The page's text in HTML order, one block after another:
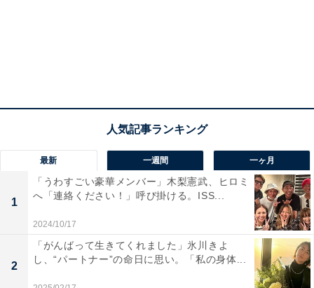
最新 一週間 一ヶ月
1
「うわすごい豪華メンバー」木梨憲武、ヒロミ
へ「連絡ください！」呼び掛ける。ISS...
2024/10/17
2
「がんばって生きてくれました」氷川きよ
し、“パートナー”の命日に思い。「私の身体...